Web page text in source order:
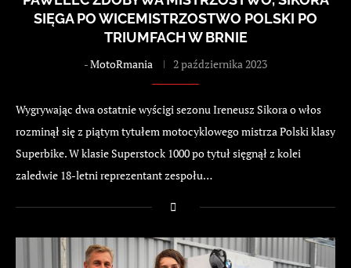
SIĘGA PO WICEMISTRZOSTWO POLSKI PO
TRIUMFACH W BRNIE
-MotoRmania 2 października 2023
Wygrywając dwa ostatnie wyścigi sezonu Ireneusz Sikora o włos
rozminął się z piątym tytułem motocyklowego mistrza Polski klasy
Superbike. W klasie Superstock 1000 po tytuł sięgnął z kolei
zaledwie 18-letni reprezentant zespołu…